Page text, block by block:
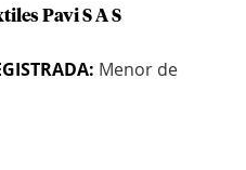
Pavi S A S
Menor de